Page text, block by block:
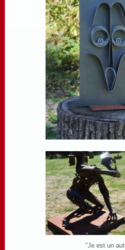
"Je est un